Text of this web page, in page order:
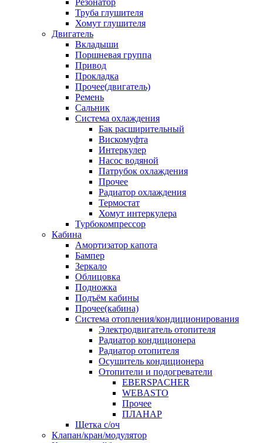
Резонатор
Труба глушителя
Хомут глушителя
Двигатель
Вкладыши
Поршневая группа
Привод
Прокладка
Прочее(двигатель)
Ремень
Сальник
Система охлаждения
Бак расширительный
Вискомуфта
Интеркулер
Насос водяной
Патрубок охлаждения
Прочее
Радиатор охлаждения
Термостат
Хомут интеркулера
Турбокомпрессор
Кабина
Амортизатор капота
Бампер
Зеркало
Облицовка
Подножка
Подъём кабины
Прочее(кабина)
Система отопления/кондиционирования
Электродвигатель отопителя
Радиатор кондиционера
Радиатор отопителя
Осушитель кондиционера
Отопители и подогреватели
EBERSPACHER
WEBASTO
Прочее
ПЛАНАР
Щетка с/оч
Клапан/кран/модулятор